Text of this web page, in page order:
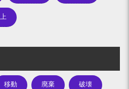
移動 廃棄 破壊